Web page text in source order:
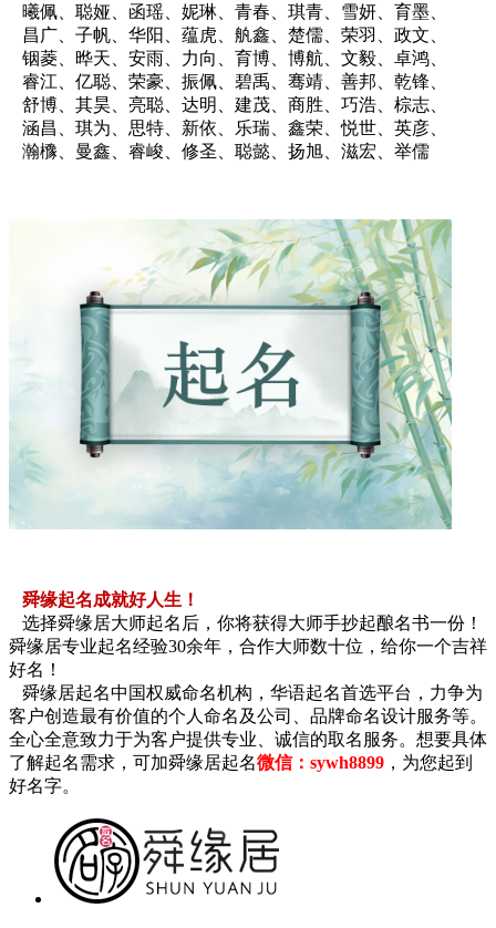
曦佩、聪娅、函瑶、妮琳、青春、琪青、雪妍、育墨、
昌广、子帆、华阳、蕴虎、舧鑫、楚儒、荣羽、政文、
铟菱、晔天、安雨、力向、育博、博航、文毅、卓鸿、
睿江、亿聪、荣豪、振佩、碧禹、骞靖、善邦、乾锋、
舒博、其昊、亮聪、达明、建茂、商胜、巧浩、棕志、
涵昌、琪为、思特、新依、乐瑞、鑫荣、悦世、英彦、
瀚櫲、曼鑫、睿峻、修圣、聪懿、扬旭、滋宏、举儒
舜缘起名成就好人生！
选择舜缘居大师起名后，你将获得大师手抄起酿名书一份！
舜缘居专业起名经验30余年，合作大师数十位，给你一个吉祥
好名！
舜缘居起名中国权威命名机构，华语起名首选平台，力争为
客户创造最有价值的个人命名及公司、品牌命名设计服务等。
全心全意致力于为客户提供专业、诚信的取名服务。想要具体
了解起名需求，可加舜缘居起名微信：sywh8899 ，为您起到
好名字。